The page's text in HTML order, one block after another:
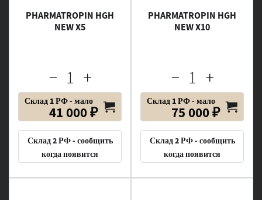
PHARMATROPIN HGH
NEW X5
Склад 1 РФ - мало
41 000 ₽
Склад 2 РФ - сообщить
когда появится
PHARMATROPIN HGH
NEW X10
Склад 1 РФ - мало
75 000 ₽
Склад 2 РФ - сообщить
когда появится